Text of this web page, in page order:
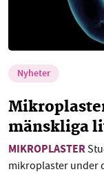
Nyheter
mänskliga
MIKROPLASTER
mikroplaster under